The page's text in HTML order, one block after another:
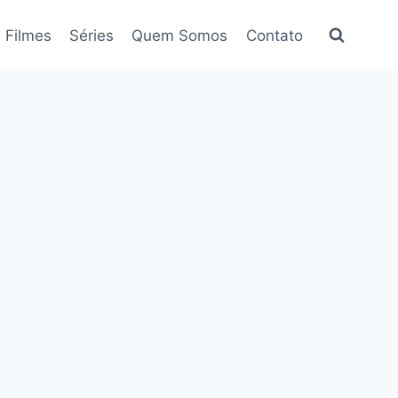
Filmes Séries Quem Somos Contato